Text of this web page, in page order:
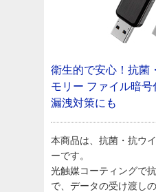
衛生的で安心！抗菌
モリー ファイル暗号
漏洩対策にも
本商品は、抗菌・抗ウ
ーです。
光触媒コーティングで
で、データの受け渡し